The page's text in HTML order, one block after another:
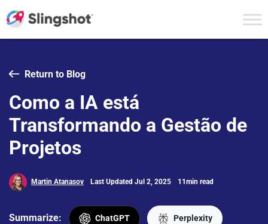
Return to Blog
Como a IA está
Transformando a Gestão de
Projetos
Martin Atanasov Last Updated Jul 2, 2025 11min read
Summarize: ChatGPT Perplexity